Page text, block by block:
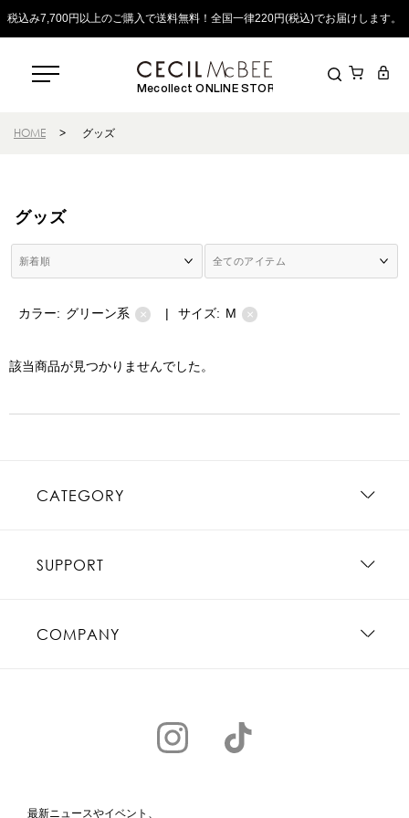
税込み7,700円以上のご購入で送料無料！全国一律220円(税込)でお届けします。
Mecollect ONLINE STORE
HOME > グッズ
グッズ
カラー: グリーン系 × | サイズ: M ×
該当商品が見つかりませんでした。
CATEGORY
SUPPORT
COMPANY
最新ニュースやイベント、